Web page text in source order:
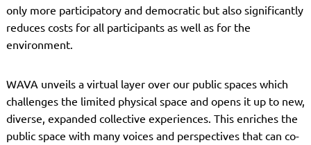
only more participatory and democratic but also significantly
reduces costs for all participants as well as for the
environment.
WAVA unveils a virtual layer over our public spaces which
challenges the limited physical space and opens it up to new,
diverse, expanded collective experiences. This enriches the
public space with many voices and perspectives that can co-